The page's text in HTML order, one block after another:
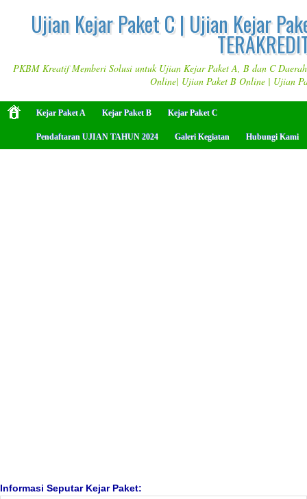
Ujian Kejar Paket C | Ujian Kejar
PKBM Kreatif Memberi Solusi untuk Ujian Kejar Paket A, B dan C
Online| Ujian Paket B Online | Ujian
Kejar Paket A Kejar Paket B Kejar Paket C
Pendaftaran UJIAN TAHUN 2024 Galeri Kegiatan Hubungi Kami
Informasi Seputar Kejar Paket: